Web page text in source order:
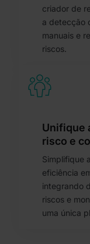
criador de
a detecção
manuais e
riscos.
Unifique
risco e
Simplifique
eficiência
integrando
riscos e
uma única